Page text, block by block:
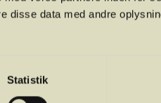
disse data med andre
Statistik